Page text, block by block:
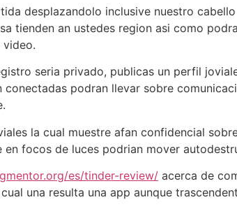
desplazandolo inclusive nuestro
tienden an ustedes region asi­ como
video.
seri­a privado, publicas un perfil
podran llevar sobre
la cual muestre afan confidencial
focos de luces podri­an mover
es/tinder-review/ acerca de
una resulta una app aunque